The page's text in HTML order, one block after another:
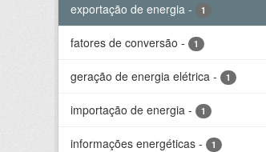
exportação de energia - 1
fatores de conversão - 1
geração de energia elétrica - 1
importação de energia - 1
informações energéticas - 1